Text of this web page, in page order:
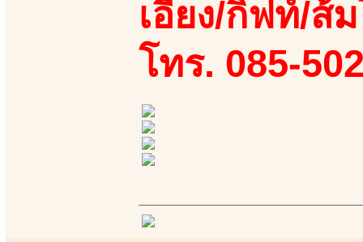
เอี้ยง/กิฟท์/ส้
โทร. 085-